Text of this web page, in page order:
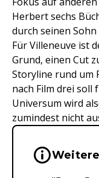
Herbert sechs
durch seinen
Für Villeneuve ist
Grund, einen Cut
Storyline rund um
nach Film drei soll
Universum wird
zumindest nicht
Wichtige